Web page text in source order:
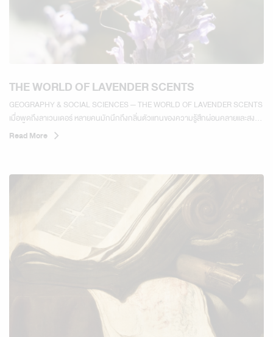
THE WORLD OF LAVENDER SCENTS
GEOGRAPHY & SOCIAL SCIENCES — THE WORLD OF LAVENDER SCENTS
เมื่อพูดถึงลาเวนเดอร์ หลายคนมักนึกถึงกลิ่นตัวแทนของความรู้สึกผ่อนคลายและสงบ
แต่ในโลกของสุคนธบำบัดขั้นสูง ลาเวนเดอร์...
Read More